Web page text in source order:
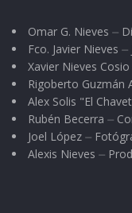
Omar G. Nieves ⏤
Fco. Javier Nieves
Xavier Nieves
Rigoberto Guzmán
Alex Solis "El
Rubén Becerra ⏤
Joel López ⏤
Alexis Nieves ⏤